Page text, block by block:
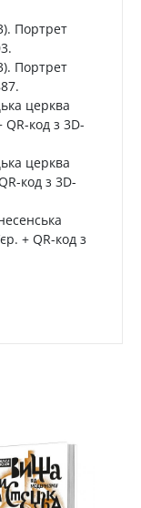
Портрет
Портрет
церква
код з 3D-
церква
код з 3D-
+ QR-код з